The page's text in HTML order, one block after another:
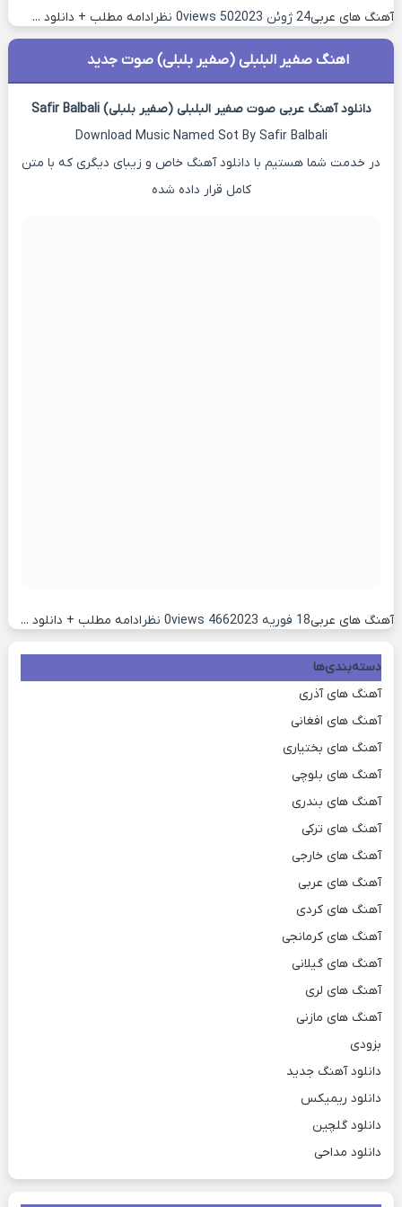
آهنگ های عربی24 ژوئن 2023 50 views 0 نظر ادامه مطلب + دانلود ...
اهنگ صفیر البلبلی (صفیر بلبلی) صوت جدید
دانلود آهنگ عربی صوت صفیر البلبلی (صفیر بلبلی) Safir Balbali
Download Music Named Sot By Safir Balbali
در خدمت شما هستیم با دانلود آهنگ خاص و زیبای دیگری که با متن
کامل قرار داده شده
آهنگ های عربی18 فوریه 2023 466 views 0 نظر ادامه مطلب + دانلود ...
دسته‌بندی‌ها
آهنگ های آذری
آهنگ های افغانی
آهنگ های بختیاری
آهنگ های بلوچی
آهنگ های بندری
آهنگ های ترکی
آهنگ های خارجی
آهنگ های عربی
آهنگ های کردی
آهنگ های کرمانجی
آهنگ های گیلانی
آهنگ های لری
آهنگ های مازنی
بزودی
دانلود آهنگ جدید
دانلود ریمیکس
دانلود گلچین
دانلود مداحی